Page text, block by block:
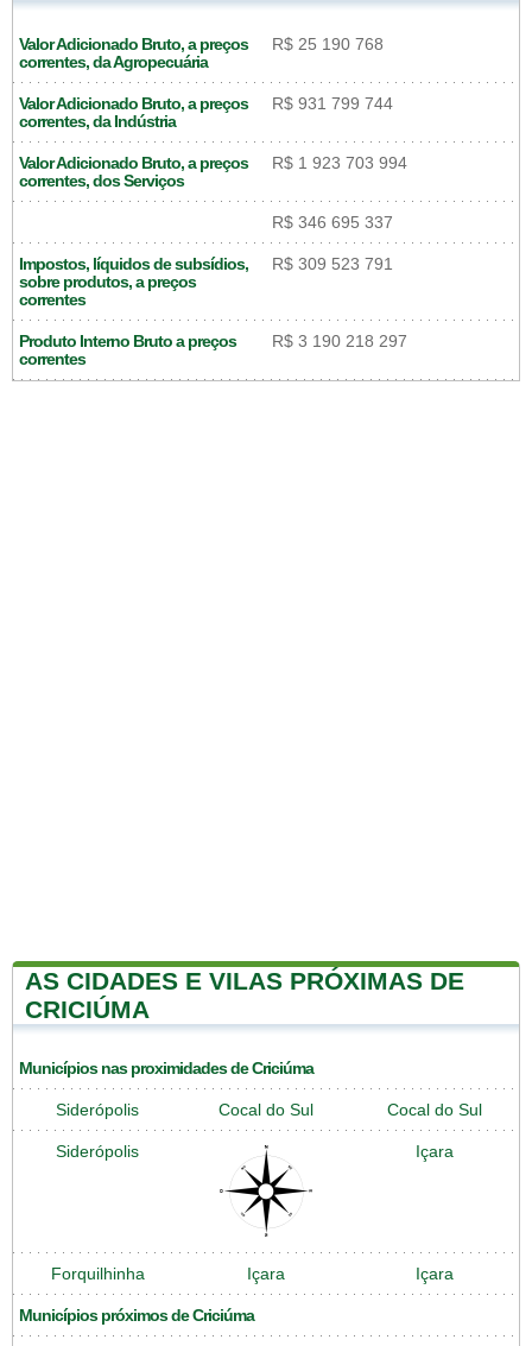
Valor Adicionado Bruto, a preços
correntes, da Agropecuária
R$ 25 190 768
Valor Adicionado Bruto, a preços
correntes, da Indústria
R$ 931 799 744
Valor Adicionado Bruto, a preços
correntes, dos Serviços
R$ 1 923 703 994
R$ 346 695 337
Impostos, líquidos de subsídios,
sobre produtos, a preços
correntes
R$ 309 523 791
Produto Interno Bruto a preços
correntes
R$ 3 190 218 297
AS CIDADES E VILAS PRÓXIMAS DE
CRICIÚMA
Municípios nas proximidades de Criciúma
Siderópolis Cocal do Sul Cocal do Sul
Siderópolis Içara
Forquilhinha Içara Içara
Municípios próximos de Criciúma